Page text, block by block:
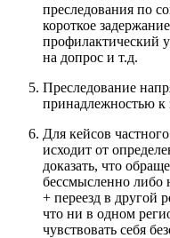
преследования по
короткое
профилактический
на допрос и т.д.
Преследование
принадлежностью
Для кейсов
исходит от
доказать, что
бессмысленно либо
+ переезд в другой
что ни в одном
чувствовать себя